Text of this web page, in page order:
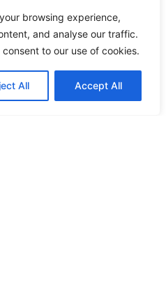
browsing experience,
and analyse our traffic.
to our use of cookies.
All Accept All